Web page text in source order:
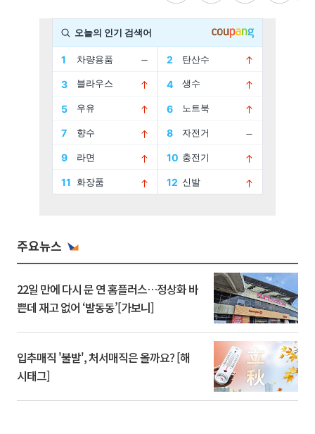
주요뉴스
22일 만에 다시 문 연 홈플러스…정상화 바
쁜데 재고 없어 ‘발동동’[가보니]
입추매직 '불발', 처서매직은 올까요? [해
시태그]